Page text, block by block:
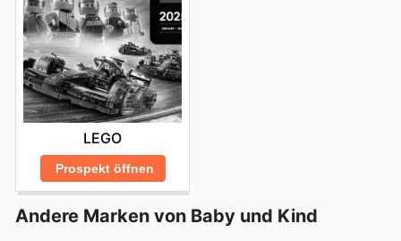
LEGO
Prospekt öffnen
Andere Marken von Baby und Kind